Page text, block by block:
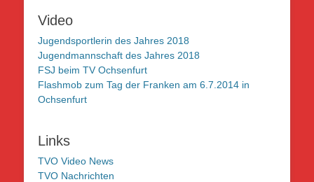
Video
Jugendsportlerin des Jahres 2018
Jugendmannschaft des Jahres 2018
FSJ beim TV Ochsenfurt
Flashmob zum Tag der Franken am 6.7.2014 in
Ochsenfurt
Links
TVO Video News
TVO Nachrichten